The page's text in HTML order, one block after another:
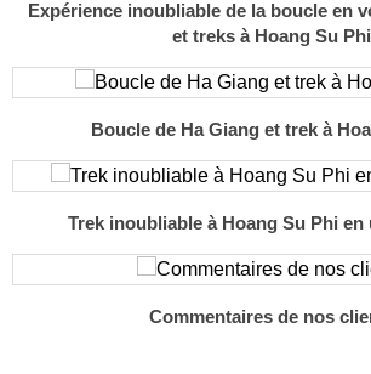
Expérience inoubliable de la boucle en
et treks à Hoang Su Phi
Boucle de Ha Giang et trek à
Trek inoubliable à Hoang Su Phi en
Commentaires de nos